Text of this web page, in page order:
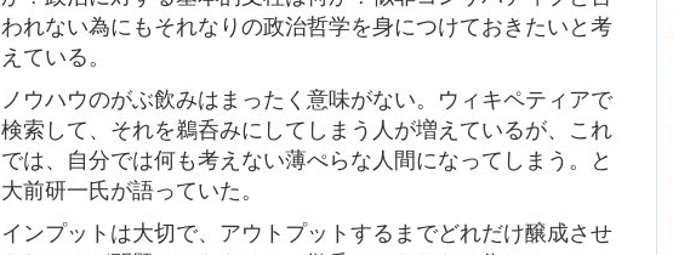
われない為にもそれなりの政治哲学を身につけておきたいと考
えている。
ノウハウのがぶ飲みはまったく意味がない。ウィキペティアで
検索して、それを鵜呑みにしてしまう人が増えているが、これ
では、自分では何も考えない薄ぺらな人間になってしまう。と
大前研一氏が語っていた。
インプットは大切で、アウトプットするまでどれだけ醸成させ